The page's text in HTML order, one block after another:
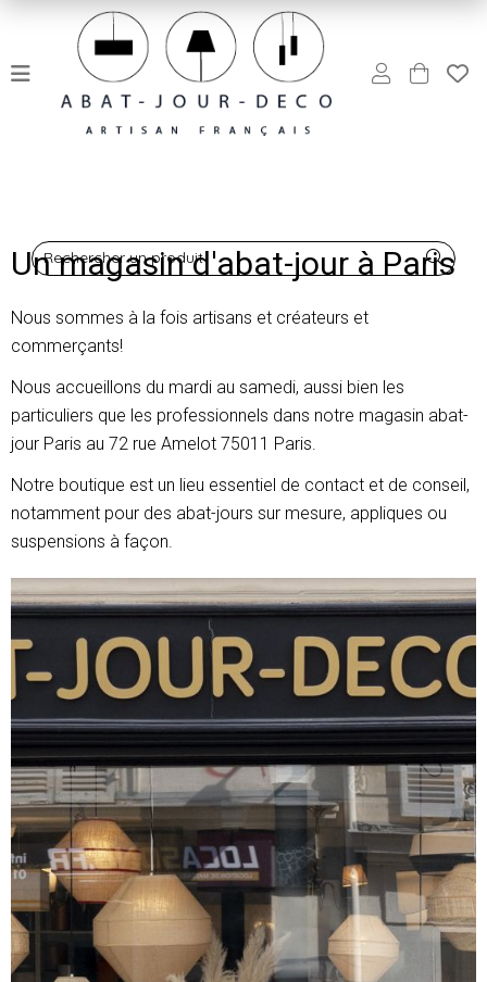
Rechercher un produit
Un magasin d'abat-jour à Paris
Nous sommes à la fois artisans et créateurs et
commerçants!
Nous accueillons du mardi au samedi, aussi bien les
particuliers que les professionnels dans notre magasin abat-
jour Paris au 72 rue Amelot 75011 Paris.
Notre boutique est un lieu essentiel de contact et de conseil,
notamment pour des abat-jours sur mesure, appliques ou
suspensions à façon.